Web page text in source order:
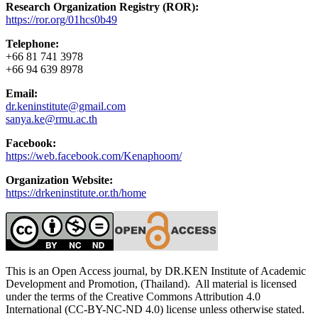
Research Organization Registry (ROR):
https://ror.org/01hcs0b49
Telephone:
+66 81 741 3978
+66 94 639 8978
Email:
dr.keninstitute@gmail.com
sanya.ke@rmu.ac.th
Facebook:
https://web.facebook.com/Kenaphoom/
Organization Website:
https://drkeninstitute.or.th/home
This is an Open Access journal, by DR.KEN Institute of Academic
Development and Promotion, (Thailand). All material is licensed
under the terms of the Creative Commons Attribution 4.0
International (CC-BY-NC-ND 4.0) license unless otherwise stated.